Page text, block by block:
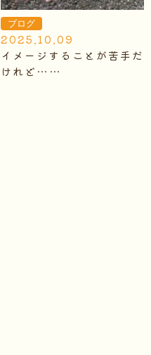
ブログ
2025.10.09
イメージすることが苦手だ
けれど……